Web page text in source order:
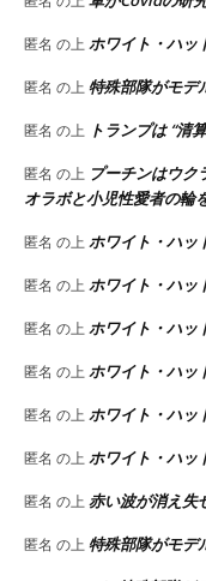
匿名 の上 ホワイト・ハッ
匿名 の上 特殊部隊がモデ
匿名 の上 トランプは “清
匿名 の上 プーチンはウ
オラボと小児性愛者の輪
匿名 の上 ホワイト・ハッ
匿名 の上 ホワイト・ハッ
匿名 の上 ホワイト・ハッ
匿名 の上 ホワイト・ハッ
匿名 の上 ホワイト・ハッ
匿名 の上 ホワイト・ハッ
匿名 の上 赤い波が消え失
匿名 の上 特殊部隊がモデ